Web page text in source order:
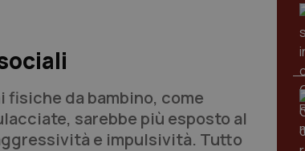
fisiche da bambino, come
sarebbe più esposto al
e impulsività. Tutto